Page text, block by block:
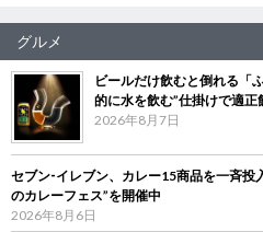
グルメ
ビールだけ飲むと倒れる「
的に水を飲む”仕掛けで適正
2026年8月7日
セブン‐イレブン、カレー15商品を一斉
のカレーフェス”を開催中
2026年8月6日